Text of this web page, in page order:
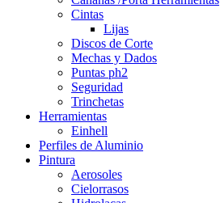
Cintas
Lijas
Discos de Corte
Mechas y Dados
Puntas ph2
Seguridad
Trinchetas
Herramientas
Einhell
Perfiles de Aluminio
Pintura
Aerosoles
Cielorrasos